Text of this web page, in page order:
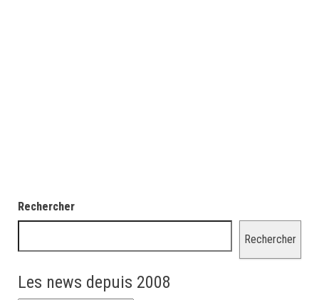
Rechercher
Rechercher
Les news depuis 2008